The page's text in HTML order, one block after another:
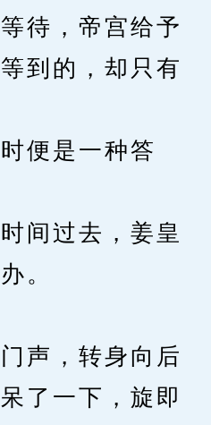
待，帝宫给予
到的，却只有
是一种答
过去，姜皇
。
，转身向后
了一下，旋即